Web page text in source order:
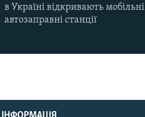
в Україні відкривають мобільні
автозаправні станції